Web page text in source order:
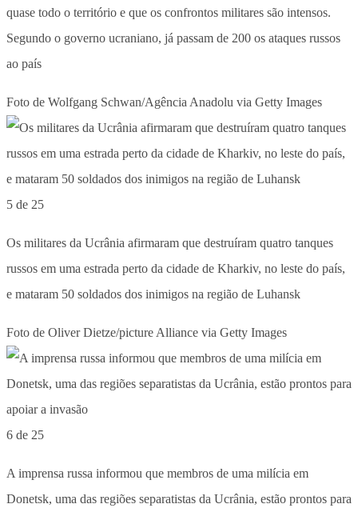
quase todo o território e que os confrontos militares são intensos.
Segundo o governo ucraniano, já passam de 200 os ataques russos
ao país
Foto de Wolfgang Schwan/Agência Anadolu via Getty Images
5 de 25
Os militares da Ucrânia afirmaram que destruíram quatro tanques
russos em uma estrada perto da cidade de Kharkiv, no leste do país,
e mataram 50 soldados dos inimigos na região de Luhansk
Foto de Oliver Dietze/picture Alliance via Getty Images
6 de 25
A imprensa russa informou que membros de uma milícia em
Donetsk, uma das regiões separatistas da Ucrânia, estão prontos para